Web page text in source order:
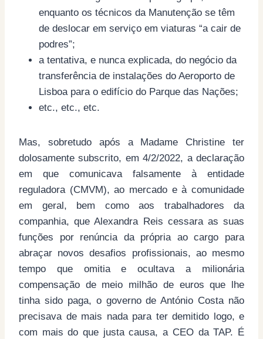
enquanto os técnicos da Manutenção se têm
de deslocar em serviço em viaturas “a cair de
podres”;
a tentativa, e nunca explicada, do negócio da
transferência de instalações do Aeroporto de
Lisboa para o edifício do Parque das Nações;
etc., etc., etc.
Mas, sobretudo após a Madame Christine ter
dolosamente subscrito, em 4/2/2022, a declaração
em que comunicava falsamente à entidade
reguladora (CMVM), ao mercado e à comunidade
em geral, bem como aos trabalhadores da
companhia, que Alexandra Reis cessara as suas
funções por renúncia da própria ao cargo para
abraçar novos desafios profissionais, ao mesmo
tempo que omitia e ocultava a milionária
compensação de meio milhão de euros que lhe
tinha sido paga, o governo de António Costa não
precisava de mais nada para ter demitido logo, e
com mais do que justa causa, a CEO da TAP. É